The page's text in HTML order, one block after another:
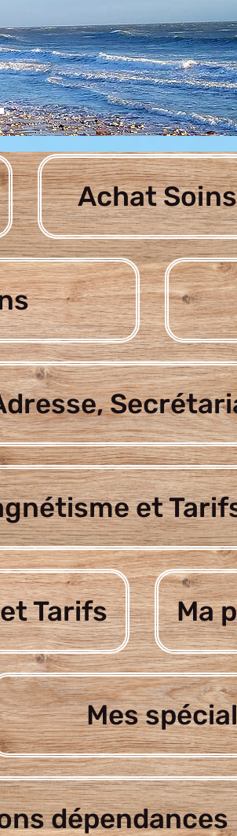
Achat
et
Tarifs Ma
Mes
dépendances